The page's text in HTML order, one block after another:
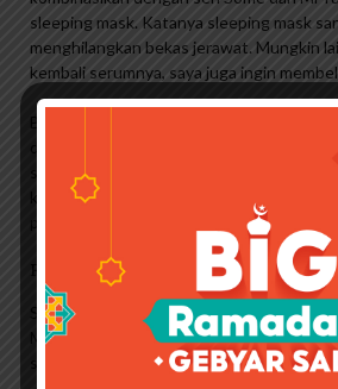
sleeping mask. Katanya sleeping mask
menghilangkan bekas jerawat. Mungkin
kembali serumnya, saya juga ingin
Bagi yang tertarik mencoba, serum niacin
dapatkan di Shope atau Althea. Some By
satu brand kecantikan terkemuka asal
konsep “Berawal dari alam” dan
Review Some By Mi Starter Kit
Sejak meluncurkan seri pertamanya,
Miracle Series yang mirip dengan warna
sukses memperkenalkan produk lainnya.